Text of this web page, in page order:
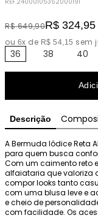
R$ 649,90R$ 324,95
ou 6x de R$ 54,15 sem
36 38 40
Descrição
A Bermuda Iódice Reta
para quem busca
Com um caimento reto
alfaiataria que valoriza
compor looks tanto
com uma blusa leve e
e cheio de
com facilidade. Os